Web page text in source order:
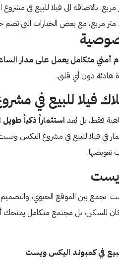
أمني متكامل يعمل على مدار
هادئة دون أي قلق.
فقط، بل يُعد استثماراً ذكياً طويل
في فيلا للبيع في مشروع اليكس
تعويضها.
بين الموقع الحيوي، والتصميم
للسكن، بل مجتمع متكامل يمنحك
في كمبوند اليكس ويست